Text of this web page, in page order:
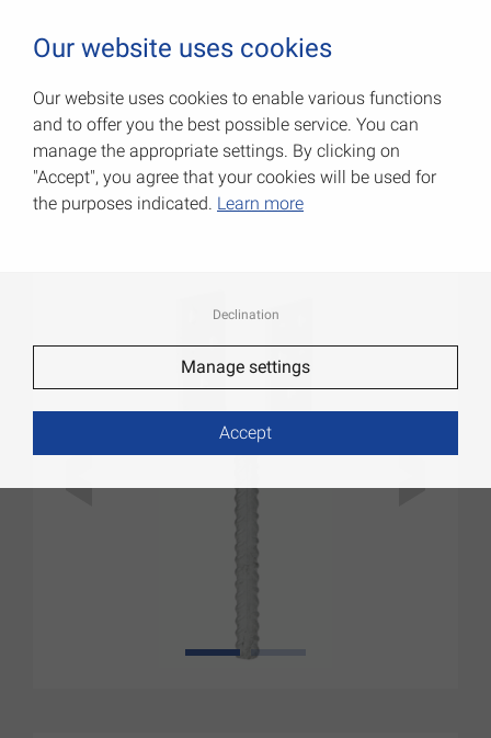
Легкие опорные башмаки
Артикул: 071274000
1
Our website uses cookies
Our website uses cookies to enable various functions
and to offer you the best possible service. You can
manage the appropriate settings. By clicking on
"Accept", you agree that your cookies will be used for
the purposes indicated. Learn more
Declination
Manage settings
Accept